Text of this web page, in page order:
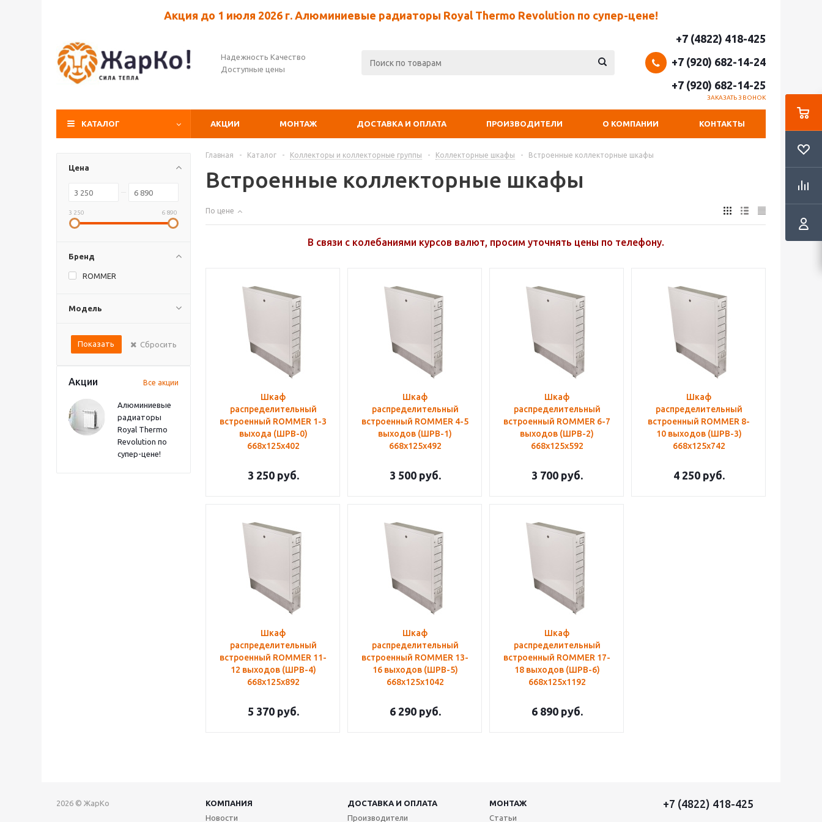
Акция до 1 июля 2026 г. Алюминиевые радиаторы Royal Thermo Revolution по супер-цене!
Надежность Качество
Доступные цены
+7 (4822) 418-425
+7 (920) 682-14-24
+7 (920) 682-14-25
ЗАКАЗАТЬ ЗВОНОК
КАТАЛОГ АКЦИИ МОНТАЖ ДОСТАВКА И ОПЛАТА ПРОИЗВОДИТЕЛИ О КОМПАНИИ КОНТАКТЫ
Цена
3 250 6 890
Бренд
ROMMER
Модель
Показать Сбросить
Акции Все акции
Алюминиевые
радиаторы
Royal Thermo
Revolution по
супер-цене!
Главная - Каталог - Коллекторы и коллекторные группы - Коллекторные шкафы - Встроенные коллекторные шкафы
Встроенные коллекторные шкафы
По цене
В связи с колебаниями курсов валют, просим уточнять цены по телефону.
Шкаф
распределительный
встроенный ROMMER 1-3
выхода (ШРВ-0)
668х125х402
3 250руб.
Шкаф
распределительный
встроенный ROMMER 4-5
выходов (ШРВ-1)
668х125х492
3 500руб.
Шкаф
распределительный
встроенный ROMMER 6-7
выходов (ШРВ-2)
668х125х592
3 700руб.
Шкаф
распределительный
встроенный ROMMER 8-
10 выходов (ШРВ-3)
668х125х742
4 250руб.
Шкаф
распределительный
встроенный ROMMER 11-
12 выходов (ШРВ-4)
668х125х892
5 370руб.
Шкаф
распределительный
встроенный ROMMER 13-
16 выходов (ШРВ-5)
668х125х1042
6 290руб.
Шкаф
распределительный
встроенный ROMMER 17-
18 выходов (ШРВ-6)
668х125х1192
6 890руб.
2026 © ЖарКо КОМПАНИЯ ДОСТАВКА И ОПЛАТА
МОНТАЖ
Новости
Производители Статьи
+7 (4822) 418-425